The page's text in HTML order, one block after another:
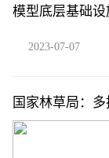
模型底层基础设
2023-07-07
国家林草局：
治